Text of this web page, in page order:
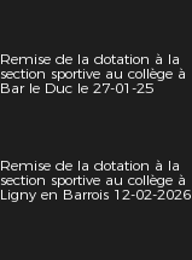
Remise de la dotation à la
section sportive au collège à
Bar le Duc le 27-01-25
Remise de la dotation à la
section sportive au collège à
Ligny en Barrois 12-02-2026